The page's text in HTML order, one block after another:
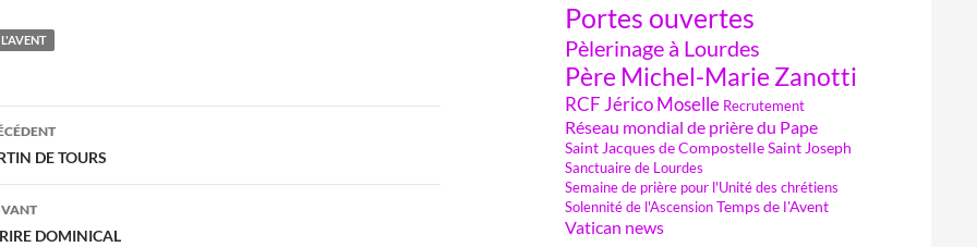
DE TOURS
DOMINICAL
Portes ouvertes
Pèlerinage à Lourdes
Père Michel-Marie Zanotti
RCF Jérico Moselle Recrutement
Réseau mondial de prière du Pape
Saint Jacques de CompostelleSaint Joseph
Sanctuaire de Lourdes
Semaine de prière pour l'Unité des chrétiens
Solennité de l'AscensionTemps de l'Avent
Vatican news